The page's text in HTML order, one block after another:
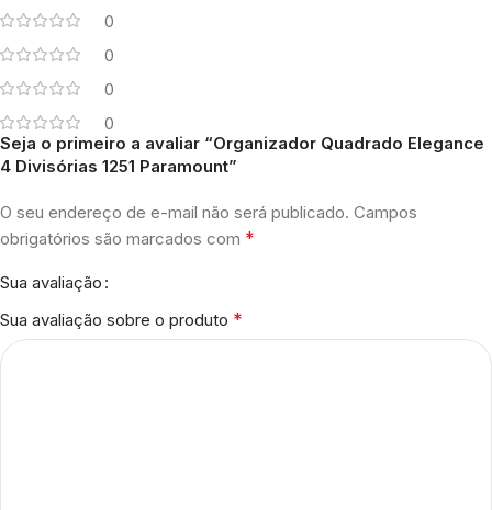
0
0
0
0
Seja o primeiro a avaliar “Organizador Quadrado Elegance
4 Divisórias 1251 Paramount”
O seu endereço de e-mail não será publicado. Campos
obrigatórios são marcados com *
Sua avaliação
Sua avaliação sobre o produto *